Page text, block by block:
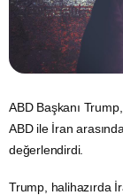
ABDBaşkanı
ABD ile İran
değerlendirdi.
Trump, halihazırda